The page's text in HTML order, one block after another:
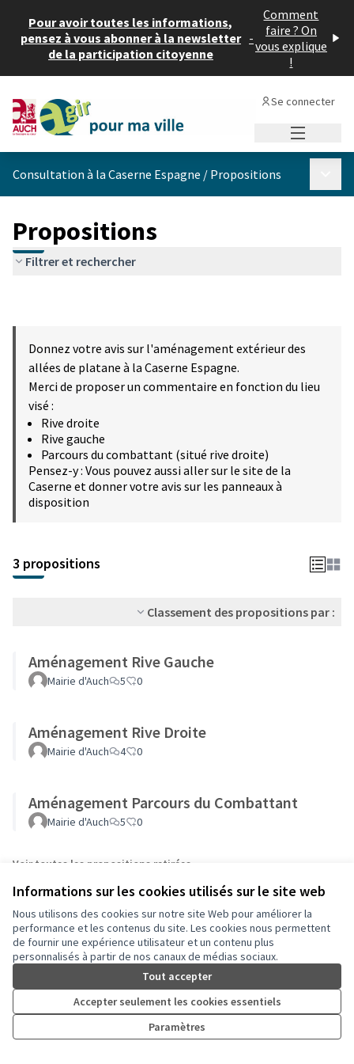
Informations sur les cookies utilisés sur le site web
Nous utilisons des cookies sur notre site Web pour améliorer la
performance et les contenus du site. Les cookies nous permettent
de fournir une expérience utilisateur et un contenu plus
personnalisés à partir de nos canaux de médias sociaux.
Tout accepter
Accepter seulement les cookies essentiels
Paramètres
Pour avoir toutes les informations,
pensez à vous abonner à la newsletter
de la participation citoyenne
-
Comment
faire ? On
vous explique
!
Se connecter
Consultation à la Caserne Espagne / Propositions
Propositions
Filtrer et rechercher
Donnez votre avis sur l'aménagement extérieur des
allées de platane à la Caserne Espagne.
Merci de proposer un commentaire en fonction du lieu
visé :
Rive droite
Rive gauche
Parcours du combattant (situé rive droite)
Pensez-y : Vous pouvez aussi aller sur le site de la
Caserne et donner votre avis sur les panneaux à
disposition
3 propositions
Classement des propositions par :
Aménagement Rive Gauche
Mairie d'Auch 5 0
Aménagement Rive Droite
Mairie d'Auch 4 0
Aménagement Parcours du Combattant
Mairie d'Auch 5 0
Voir toutes les propositions retirées
Conditions d'utilisation
Paramètres des cookies
Auch - Agir pour ma ville sur Facebook
(Lien externe)
Auch - Agir pour ma ville sur Instagram
(Lien externe)